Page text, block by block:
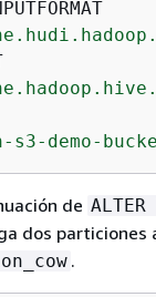
s3-demo-
de ALTER
dos particiones
.